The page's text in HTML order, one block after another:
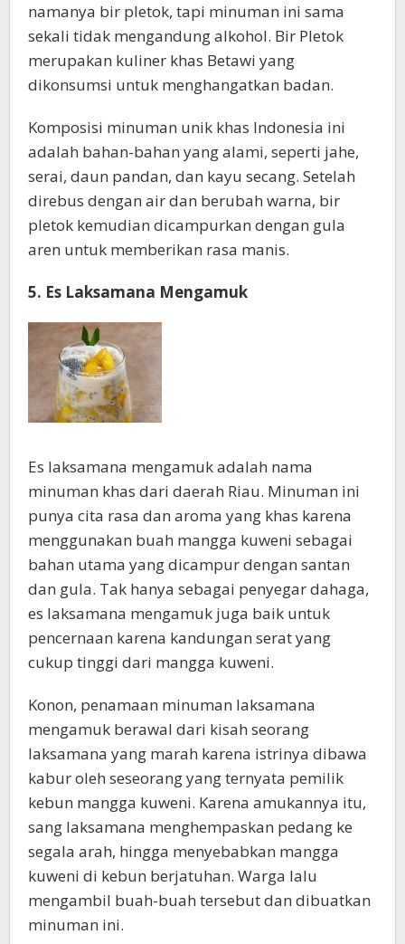
namanya bir pletok, tapi minuman ini sama
sekali tidak mengandung alkohol. Bir Pletok
merupakan kuliner khas Betawi yang
dikonsumsi untuk menghangatkan badan.
Komposisi minuman unik khas Indonesia ini
adalah bahan-bahan yang alami, seperti jahe,
serai, daun pandan, dan kayu secang. Setelah
direbus dengan air dan berubah warna, bir
pletok kemudian dicampurkan dengan gula
aren untuk memberikan rasa manis.
5. Es Laksamana Mengamuk
Es laksamana mengamuk adalah nama
minuman khas dari daerah Riau. Minuman ini
punya cita rasa dan aroma yang khas karena
menggunakan buah mangga kuweni sebagai
bahan utama yang dicampur dengan santan
dan gula. Tak hanya sebagai penyegar dahaga,
es laksamana mengamuk juga baik untuk
pencernaan karena kandungan serat yang
cukup tinggi dari mangga kuweni.
Konon, penamaan minuman laksamana
mengamuk berawal dari kisah seorang
laksamana yang marah karena istrinya dibawa
kabur oleh seseorang yang ternyata pemilik
kebun mangga kuweni. Karena amukannya itu,
sang laksamana menghempaskan pedang ke
segala arah, hingga menyebabkan mangga
kuweni di kebun berjatuhan. Warga lalu
mengambil buah-buah tersebut dan dibuatkan
minuman ini.